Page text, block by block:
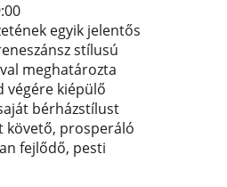
egyik jelentős
stílusú
meghatározta
végére kiépülő
bérházstílust
követő, prosperáló
fejlődő, pesti